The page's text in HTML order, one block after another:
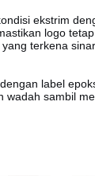
ekstrim
logo
terkena
label
wadah sambil